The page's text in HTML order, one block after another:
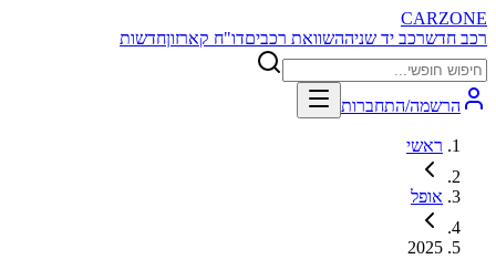
CARZONE
רכב חדשרכב יד שניההשוואת רכביםדו"ח קארזוןחדשות
הרשמה/התחברות
ראשי
אופל
2025